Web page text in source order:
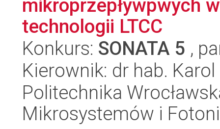
mikroprzepływpwych
technologii LTCC
Konkurs: SONATA 5 ,
Kierownik: dr hab.
Politechnika
Mikrosystemów i